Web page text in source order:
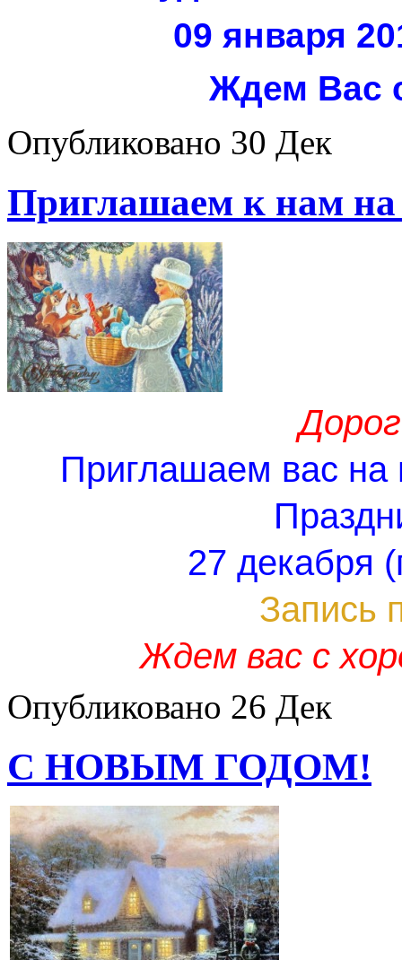
09 января
Ждем Вас
Опубликовано 30 Дек
Приглашаем к нам на
Приглашаем вас
27 декабря
Запись
Ждем вас с
Опубликовано 26 Дек
С НОВЫМ ГОДОМ!